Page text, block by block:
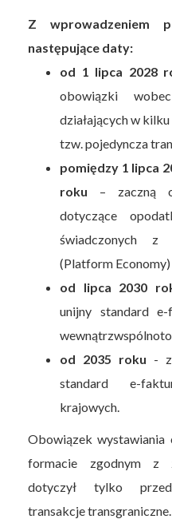
Z wprowadzeniem
następujące daty:
od 1 lipca 2028
obowiązki
działających w
tzw. pojedyncza
pomiędzy 1 lipca
roku – zaczną
dotyczące
świadczonych z
(Platform Economy)
od lipca 2030
unijny standard
od 2035 roku -
standard e-
krajowych.
Obowiązek wystawiania
formacie zgodnym z
dotyczył tylko
transakcje transgraniczne.